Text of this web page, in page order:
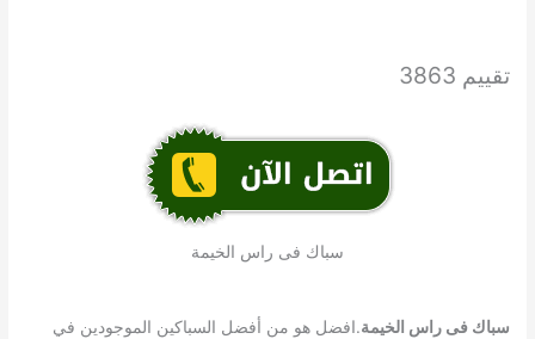
تقييم 3863
سباك فى راس الخيمة
سباك فى راس الخيمة.افضل هو من أفضل السباكين الموجودين في